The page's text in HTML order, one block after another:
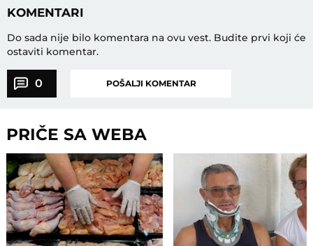
KOMENTARI
Do sada nije bilo komentara na ovu vest. Budite prvi koji će
ostaviti komentar.
0 POŠALJI KOMENTAR
PRIČE SA WEBA